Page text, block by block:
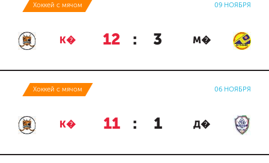
Хоккей с мячом 09 НОЯБРЯ
К� 12 : 3 М�
Хоккей с мячом 06 НОЯБРЯ
К� 11 : 1 Д�